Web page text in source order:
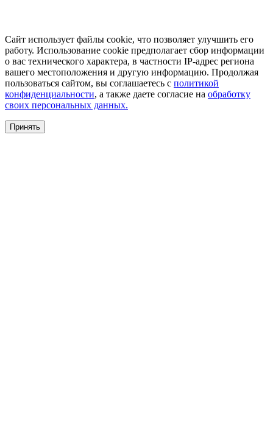
Сайт использует файлы cookie, что позволяет улучшить его
работу. Использование cookie предполагает сбор информации
о вас технического характера, в частности IP-адрес региона
вашего местоположения и другую информацию. Продолжая
пользоваться сайтом, вы соглашаетесь с политикой
конфиденциальности, а также даете согласие на обработку
своих персональных данных.
Принять